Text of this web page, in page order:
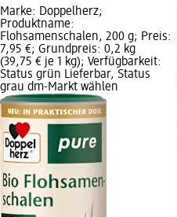
Marke: Doppelherz;
Produktname:
Flohsamenschalen, 200 g; Preis:
7,95 €; Grundpreis: 0,2 kg
(39,75 € je 1 kg); Verfügbarkeit:
Status grün Lieferbar, Status
grau dm-Markt wählen